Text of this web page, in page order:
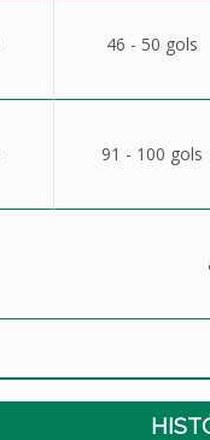
46 - 50 gols
91 - 100 gols